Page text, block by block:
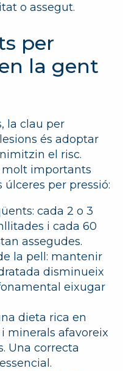
o assegut.
per
la gent
la clau per
és adoptar
el risc.
molt importants
úlceres per pressió:
cada 2 o 3
i cada 60
assegudes.
la pell: mantenir
disminueix
eixugar
dieta rica en
minerals afavoreix
Una correcta